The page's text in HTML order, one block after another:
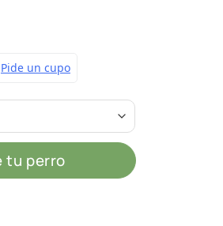
tu perro